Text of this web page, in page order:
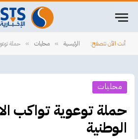
أنت الآن تتصفح: الرئيسية » محليات » حملة
محليات
حملة توعوية تواكب
الوطنية